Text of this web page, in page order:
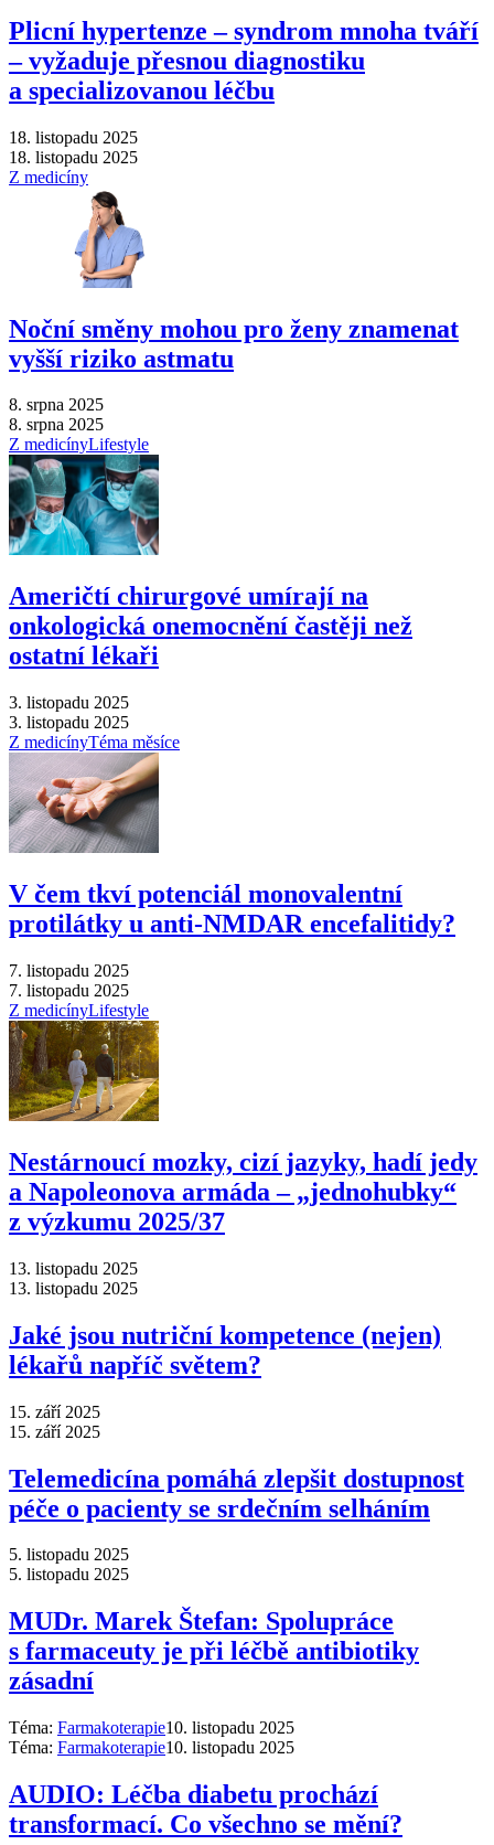
Plicní hypertenze –⁠ syndrom mnoha tváří
–⁠ vyžaduje přesnou diagnostiku
a specializovanou léčbu
18. listopadu 2025
18. listopadu 2025
Z medicíny
Noční směny mohou pro ženy znamenat
vyšší riziko astmatu
8. srpna 2025
8. srpna 2025
Z medicínyLifestyle
Američtí chirurgové umírají na
onkologická onemocnění častěji než
ostatní lékaři
3. listopadu 2025
3. listopadu 2025
Z medicínyTéma měsíce
V čem tkví potenciál monovalentní
protilátky u anti-NMDAR encefalitidy?
7. listopadu 2025
7. listopadu 2025
Z medicínyLifestyle
Nestárnoucí mozky, cizí jazyky, hadí jedy
a Napoleonova armáda –⁠ „jednohubky“
z výzkumu 2025/37
13. listopadu 2025
13. listopadu 2025
Jaké jsou nutriční kompetence (nejen)
lékařů napříč světem?
15. září 2025
15. září 2025
Telemedicína pomáhá zlepšit dostupnost
péče o pacienty se srdečním selháním
5. listopadu 2025
5. listopadu 2025
MUDr. Marek Štefan: Spolupráce
s farmaceuty je při léčbě antibiotiky
zásadní
Téma: Farmakoterapie10. listopadu 2025
Téma: Farmakoterapie10. listopadu 2025
AUDIO: Léčba diabetu prochází
transformací. Co všechno se mění?